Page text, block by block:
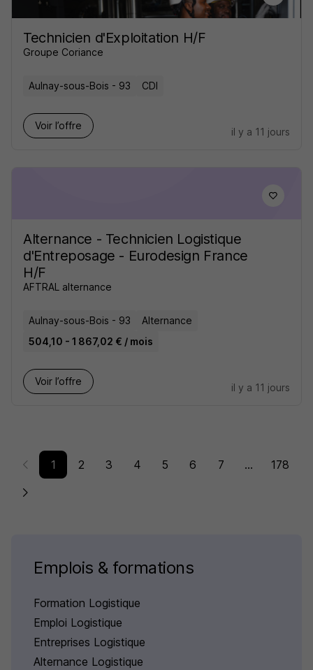
Technicien d'Exploitation H/F
Groupe Coriance
Aulnay-sous-Bois - 93 CDI
Voir l’offre
il y a 11 jours
Alternance - Technicien Logistique
d'Entreposage - Eurodesign France
H/F
AFTRAL alternance
Aulnay-sous-Bois - 93
Alternance
504,10 - 1 867,02 € / mois
Voir l’offre
il y a 11 jours
1 2 3 4 5 6 7 ... 178
Emplois & formations
Formation Logistique
Emploi Logistique
Entreprises Logistique
Alternance Logistique